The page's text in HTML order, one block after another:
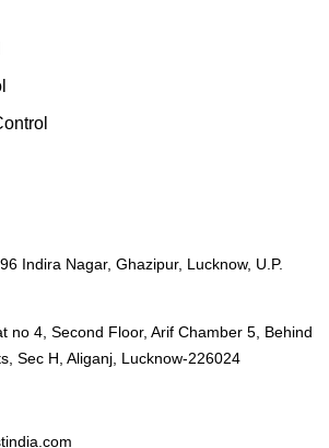
Indira Nagar, Ghazipur, Lucknow, U.P.
no 4, Second Floor, Arif Chamber 5, Behind
Sec H, Aliganj, Lucknow-226024